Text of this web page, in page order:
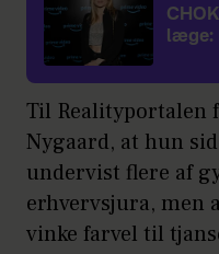
læge:
Til
Nygaard, at hun
undervist flere af
erhvervsjura, men
vinke farvel til